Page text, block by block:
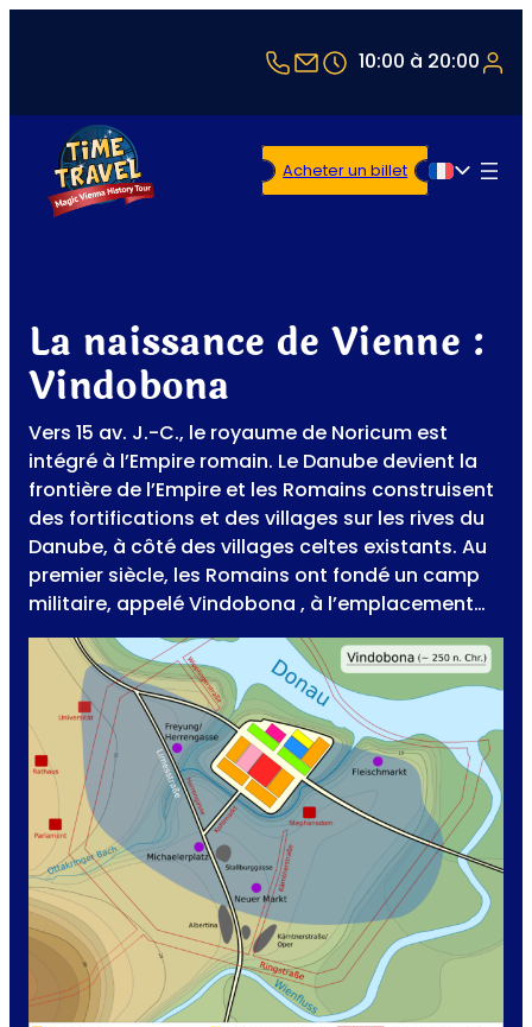
+43 1 5321514
office@timetravel-
10:00 à 20:00
Français
Acheter un billet
La naissance de Vienne :
Vindobona
Vers 15 av. J.-C., le royaume de Noricum est
intégré à l’Empire romain. Le Danube devient la
frontière de l’Empire et les Romains construisent
des fortifications et des villages sur les rives du
Danube, à côté des villages celtes existants. Au
premier siècle, les Romains ont fondé un camp
militaire, appelé Vindobona , à l’emplacement…